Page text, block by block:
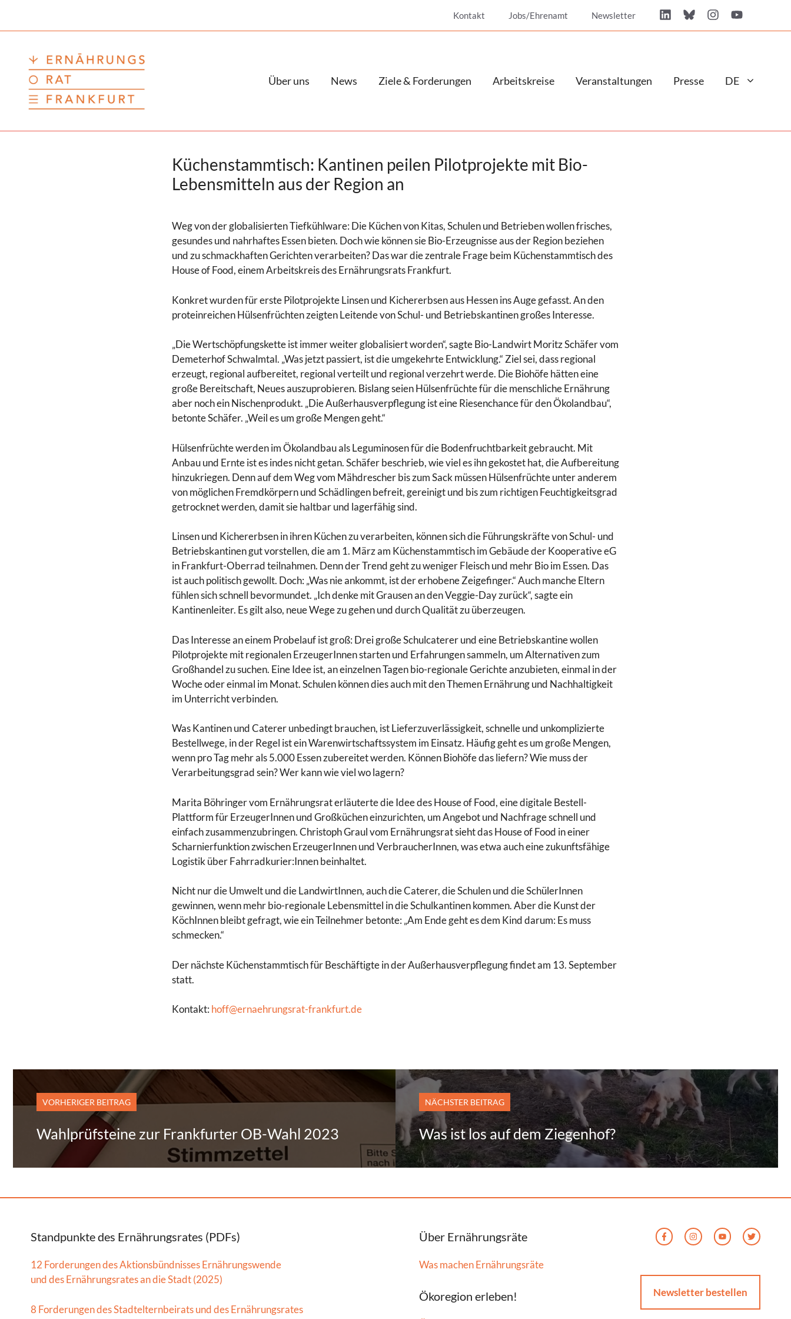
Kontakt Jobs/Ehrenamt Newsletter
Über uns News Ziele & Forderungen Arbeitskreise Veranstaltungen Presse DE
Küchenstammtisch: Kantinen peilen Pilotprojekte mit Bio-
Lebensmitteln aus der Region an
Weg von der globalisierten Tiefkühlware: Die Küchen von Kitas, Schulen und Betrieben wollen frisches,
gesundes und nahrhaftes Essen bieten. Doch wie können sie Bio-Erzeugnisse aus der Region beziehen
und zu schmackhaften Gerichten verarbeiten? Das war die zentrale Frage beim Küchenstammtisch des
House of Food, einem Arbeitskreis des Ernährungsrats Frankfurt.
Konkret wurden für erste Pilotprojekte Linsen und Kichererbsen aus Hessen ins Auge gefasst. An den
proteinreichen Hülsenfrüchten zeigten Leitende von Schul- und Betriebskantinen großes Interesse.
„Die Wertschöpfungskette ist immer weiter globalisiert worden“, sagte Bio-Landwirt Moritz Schäfer vom
Demeterhof Schwalmtal. „Was jetzt passiert, ist die umgekehrte Entwicklung.“ Ziel sei, dass regional
erzeugt, regional aufbereitet, regional verteilt und regional verzehrt werde. Die Biohöfe hätten eine
große Bereitschaft, Neues auszuprobieren. Bislang seien Hülsenfrüchte für die menschliche Ernährung
aber noch ein Nischenprodukt. „Die Außerhausverpflegung ist eine Riesenchance für den Ökolandbau“,
betonte Schäfer. „Weil es um große Mengen geht.“
Hülsenfrüchte werden im Ökolandbau als Leguminosen für die Bodenfruchtbarkeit gebraucht. Mit
Anbau und Ernte ist es indes nicht getan. Schäfer beschrieb, wie viel es ihn gekostet hat, die Aufbereitung
hinzukriegen. Denn auf dem Weg vom Mähdrescher bis zum Sack müssen Hülsenfrüchte unter anderem
von möglichen Fremdkörpern und Schädlingen befreit, gereinigt und bis zum richtigen Feuchtigkeitsgrad
getrocknet werden, damit sie haltbar und lagerfähig sind.
Linsen und Kichererbsen in ihren Küchen zu verarbeiten, können sich die Führungskräfte von Schul- und
Betriebskantinen gut vorstellen, die am 1. März am Küchenstammtisch im Gebäude der Kooperative eG
in Frankfurt-Oberrad teilnahmen. Denn der Trend geht zu weniger Fleisch und mehr Bio im Essen. Das
ist auch politisch gewollt. Doch: „Was nie ankommt, ist der erhobene Zeigefinger.“ Auch manche Eltern
fühlen sich schnell bevormundet. „Ich denke mit Grausen an den Veggie-Day zurück“, sagte ein
Kantinenleiter. Es gilt also, neue Wege zu gehen und durch Qualität zu überzeugen.
Das Interesse an einem Probelauf ist groß: Drei große Schulcaterer und eine Betriebskantine wollen
Pilotprojekte mit regionalen ErzeugerInnen starten und Erfahrungen sammeln, um Alternativen zum
Großhandel zu suchen. Eine Idee ist, an einzelnen Tagen bio-regionale Gerichte anzubieten, einmal in der
Woche oder einmal im Monat. Schulen können dies auch mit den Themen Ernährung und Nachhaltigkeit
im Unterricht verbinden.
Was Kantinen und Caterer unbedingt brauchen, ist Lieferzuverlässigkeit, schnelle und unkomplizierte
Bestellwege, in der Regel ist ein Warenwirtschaftssystem im Einsatz. Häufig geht es um große Mengen,
wenn pro Tag mehr als 5.000 Essen zubereitet werden. Können Biohöfe das liefern? Wie muss der
Verarbeitungsgrad sein? Wer kann wie viel wo lagern?
Marita Böhringer vom Ernährungsrat erläuterte die Idee des House of Food, eine digitale Bestell-
Plattform für ErzeugerInnen und Großküchen einzurichten, um Angebot und Nachfrage schnell und
einfach zusammenzubringen. Christoph Graul vom Ernährungsrat sieht das House of Food in einer
Scharnierfunktion zwischen ErzeugerInnen und VerbraucherInnen, was etwa auch eine zukunftsfähige
Logistik über Fahrradkurier:Innen beinhaltet.
Nicht nur die Umwelt und die LandwirtInnen, auch die Caterer, die Schulen und die SchülerInnen
gewinnen, wenn mehr bio-regionale Lebensmittel in die Schulkantinen kommen. Aber die Kunst der
KöchInnen bleibt gefragt, wie ein Teilnehmer betonte: „Am Ende geht es dem Kind darum: Es muss
schmecken.“
Der nächste Küchenstammtisch für Beschäftigte in der Außerhausverpflegung findet am 13. September
statt.
Kontakt: hoff@ernaehrungsrat-frankfurt.de
VORHERIGER BEITRAG
Wahlprüfsteine zur Frankfurter OB-Wahl 2023
NÄCHSTER BEITRAG
Was ist los auf dem Ziegenhof?
Standpunkte des Ernährungsrates (PDFs)
12 Forderungen des Aktionsbündnisses Ernährungswende
und des Ernährungsrates an die Stadt (2025)
8 Forderungen des Stadtelternbeirats und des Ernährungsrates
Über Ernährungsräte
Was machen Ernährungsräte
Ökoregion erleben! Newsletter bestellen